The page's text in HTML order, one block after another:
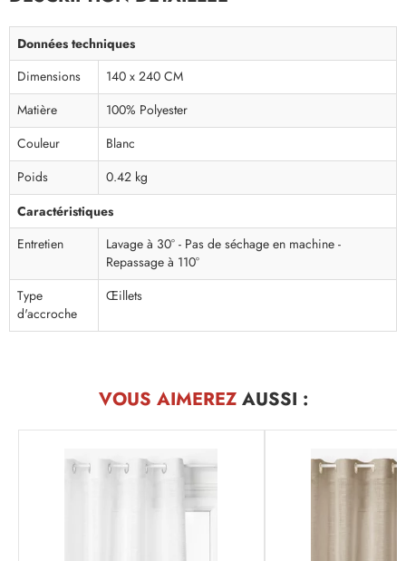
Données techniques
Dimensions
140 x 240 CM
Matière
100% Polyester
Couleur
Blanc
Poids
0.42 kg
Caractéristiques
Entretien
Lavage à 30° - Pas de séchage en machine -
Repassage à 110°
Type
d'accroche
Œillets
VOUS AIMEREZAUSSI :